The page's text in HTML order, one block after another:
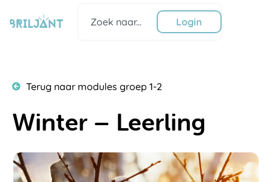
naar
de
Login
Terug naar modules groep 1-2
Winter – Leerling